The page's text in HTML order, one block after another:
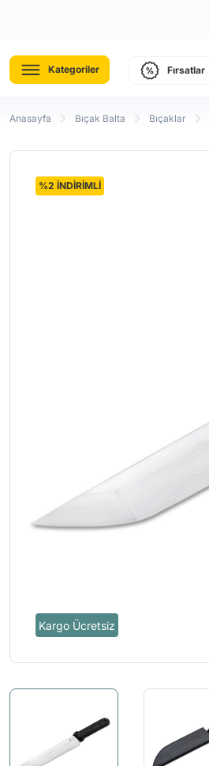
Kategoriler Fırsatlar
Anasayfa Bıçak Balta Bıçaklar
Kargo Ücretsiz
%2 İNDİRİMLİ